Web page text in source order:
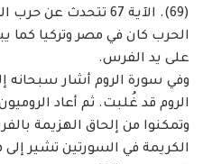
‏الحرب كان في مصر وتركيا كما
على يد الفرس. ‏
وفي سورة الروم أشار سبحانه
وتمكنوا من إلحاق الهزيمة